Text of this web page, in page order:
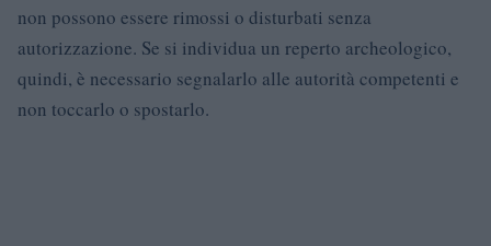
non possono essere rimossi o disturbati senza
autorizzazione. Se si individua un reperto archeologico,
quindi, è necessario segnalarlo alle autorità competenti e
non toccarlo o spostarlo.